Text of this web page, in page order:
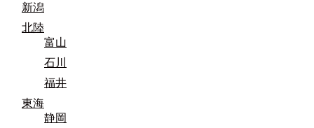
新潟
北陸
富山
石川
福井
東海
静岡